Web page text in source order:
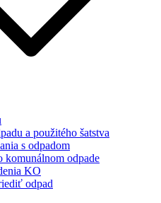
a použitého šatstva
s odpadom
komunálnom odpade
KO
odpad